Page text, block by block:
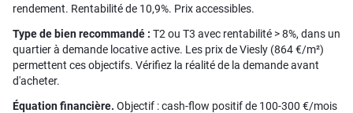
rendement. Rentabilité de 10,9%. Prix accessibles.
Type de bien recommandé : T2 ou T3 avec rentabilité > 8%, dans un
quartier à demande locative active. Les prix de Viesly (864 €/m²)
permettent ces objectifs. Vérifiez la réalité de la demande avant
d'acheter.
Équation financière. Objectif : cash-flow positif de 100-300 €/mois